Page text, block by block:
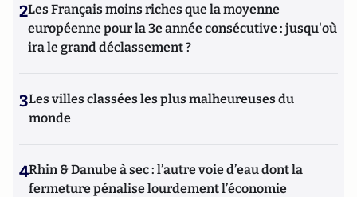
2Les Français moins riches que la moyenne
européenne pour la 3e année consécutive : jusqu'où
ira le grand déclassement ?
3Les villes classées les plus malheureuses du
monde
4Rhin & Danube à sec : l’autre voie d’eau dont la
fermeture pénalise lourdement l’économie